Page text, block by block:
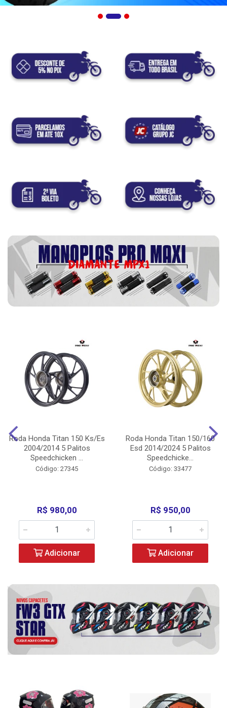
Roda Honda Titan 150 Ks/Es
2004/2014 5 Palitos
Speedchicken ...
Código: 27345
R$ 980,00
Adicionar
Roda Honda Titan 150/160
Esd 2014/2024 5 Palitos
Speedchicke...
Código: 33477
R$ 950,00
Adicionar